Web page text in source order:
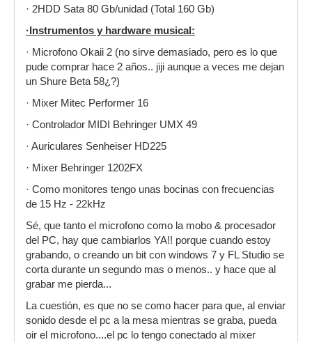
· 2HDD Sata 80 Gb/unidad (Total 160 Gb)
·Instrumentos y hardware musical:
· Microfono Okaii 2 (no sirve demasiado, pero es lo que
pude comprar hace 2 años.. jiji aunque a veces me dejan
un Shure Beta 58¿?)
· Mixer Mitec Performer 16
· Controlador MIDI Behringer UMX 49
· Auriculares Senheiser HD225
· Mixer Behringer 1202FX
· Como monitores tengo unas bocinas con frecuencias
de 15 Hz - 22kHz
Sé, que tanto el microfono como la mobo & procesador
del PC, hay que cambiarlos YA!! porque cuando estoy
grabando, o creando un bit con windows 7 y FL Studio se
corta durante un segundo mas o menos.. y hace que al
grabar me pierda...
La cuestión, es que no se como hacer para que, al enviar
sonido desde el pc a la mesa mientras se graba, pueda
oir el microfono....el pc lo tengo conectado al mixer